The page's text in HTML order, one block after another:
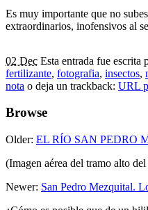
Es muy importante que no
extraordinarios, inofensivos al
02 Dec Esta entrada fue escrita
fertilizante, fotografia, insectos,
nota o deja un trackback: URL
Browse
Older: EL RÍO SAN PEDRO
(Imagen aérea del tramo alto
Newer: San Pedro Mezquital.